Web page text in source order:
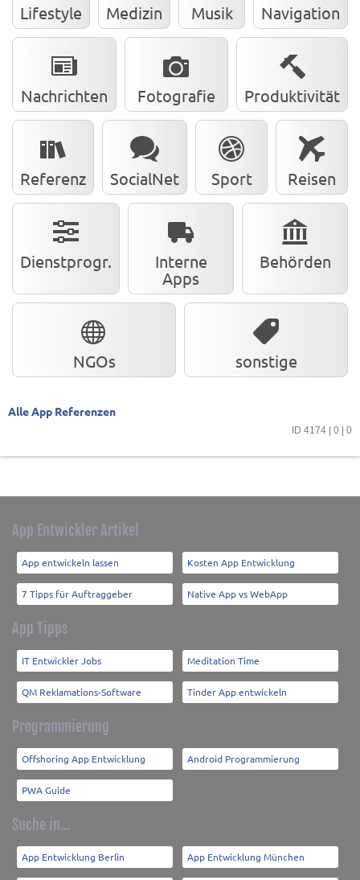
Lifestyle Medizin Musik Navigation
Nachrichten Fotografie Produktivität
Referenz SocialNet Sport Reisen
Dienstprogr.
Interne
Apps
Behörden
NGOs sonstige
Alle App Referenzen
ID 4174 | 0 | 0
App Entwickler Artikel
App entwickeln lassen Kosten App Entwicklung
7 Tipps für Auftraggeber Native App vs WebApp
App Tipps
IT Entwickler Jobs Meditation Time
QM Reklamations-Software Tinder App entwickeln
Programmierung
Offshoring App Entwicklung Android Programmierung
PWA Guide
Suche in...
App Entwicklung Berlin App Entwicklung München